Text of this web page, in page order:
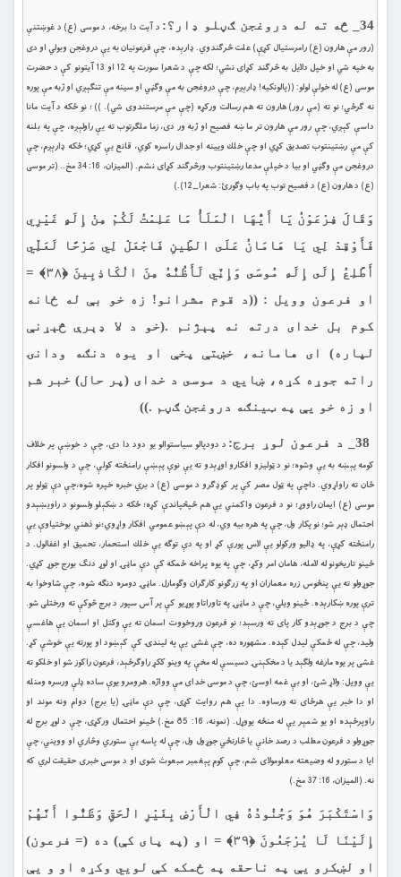
34_ څه ته له دروغجن ګڼلو ډار؟:
د آيت دا برخه، د موسى (ع) د غوښتنې
(رور مې هارون (ع) رامرستيال كړې) علت څرګندوي. ډارېده، چې فرعونيان به يې دروغجن وبولي او دى
به خپه شي او خپل دلايل به څرګند كړاى نشي؛ لكه چې د شعرا سورت په 12 او 13 آيتونو كې د حضرت
موسى (ع) له خولې لولو: ((پالونكيه! ډارېږم، چې دروغجن به مې وګڼي او سينه مې تنګېږي او ژبه مې پوره
نه ګرځي؛ نو ته (مې رور) هارون ته هم رسالت وركړه (چې مې مرستندوى شي). )) ؛ نو ځكه د آيت مانا
داسې كېږي، چې رور مې هارون تر ما ښه فصيح او ژبه ور دى، زما ملګرتوب ته يې راولېږه، چې په بلنه
كې مې رښتينتوب تصديق كړي او چې خلك ويينه او جدال راسره كوي، قانع يې كړي؛ ځكه ډارېږم، چې
دروغجن مې وګڼي او بيا د خپلې مدعا رښتينتوب ورڅرګند كړاى نشم. (الميزان، 16: 34 مخ.. (تر موسى
(ع) د هارون (ع) د فصيح توب په باب وګورئ: شعرا_12).)
وَقَالَ فِرْعَوْنُ يَا أَيُّهَا الْمَلَأُ مَا عَلِمْتُ لَكُمْ مِنْ إِلَهٍ غَيْرِي
فَأَوْقِدْ لِي يَا هَامَانُ عَلَى الطِّينِ فَاجْعَلْ لِي صَرْحًا لَعَلِّي
أَطَّلِعُ إِلَى إِلَهِ مُوسَى وَإِنِّي لَأَظُنُّهُ مِنَ الْكَاذِبِينَ ﴿۳۸﴾ =
او فرعون وويل : ((د قوم مشرانو! زه خو بې له ځانه
كوم بل خداى درته نه پېژنم .(خو د لا ډېرې څېړنې
لپاره) ای هامانه، خښتې پخې او يوه دنګه ودانۍ
راته جوړه كړه، ښايي د موسى د خداى (پر حال) خبر شم
او زه خو یې په ټينګه دروغجن ګڼم .))
د دودپالو سياستوالو يو دود دا دى، چې د خوښې پر خلاف
كومه پېښه به يې وشوه؛ نو د ټولیزو افكارو اوړېدو ته يې نوې پېښې رامنځته كولې، چې د ولسونو افكار
ځان ته راواړوي. داچې په ټول مصر كې پر كوډګرو د موسى (ع) د بري خبره خپره شوه،چې دې ټولو پر
موسى (ع) ايمان راووړ؛ نو د فرعون واكمني يې هم څپڅپاندې كړه؛ ځكه د ښكېلو ولسونو د راويښېدو
احتمال ډېر شو؛ نو پکار ول، چې په هره بيه وي، له دې پېښو عمومي افكار واړوي؛نو ذهني بوختياوې يې
رامنځته كړې، په ډاليو وركولو يې لاس پورې كړ او په دې توګه يې خلك استحمار، تحميق او اغفالول. د
ځينو تاريخونو له لامله، هامان امر وكړ، چې په يوه پراخه ځمكه كې دې ماڼۍ او لوړ دنګ بورج جوړ كړي.
جوړولو ته يې پنځوس زره معماران او په زرګونو كارګران وګومارل. ماڼۍ دومره دنګه شوه، چې شاوخوا به
ترې پوره ښكارېده. ځينو ويلي، چې د ماڼۍ په تاوراتاو پوړیو كې پر آس سپور د برج څوكې ته ورختلى شو.
چې د برج د جوړېدو كار پاى ته ورسېد؛ نو فرعون وروخووت اسمان ته يې وكتل او اسمان يې هاغسې
وليد، چې له ځمكې ليدل كېده. مشهوره ده، چې غشى یې په ليندۍ كې كېښود او پورته يې خوشې كړ.
غشى پر يوه مارغه ولګېد يا د مخكېنۍ دسيسې له مخې په وينو ككړ راوګرځېد، فرعون راكوز شو او خلكو ته
يې وويل: ولاړ شئ، او بې غمه اوسئ، چې د موسى خداى مې وواژه. هرومرو يوې ساده ډلې ورسره ومنله
او دا خبر يې هرځاى ته ورساوه. دا يې هم روايت كړى، چې دې ماڼۍ (يا برج) دوام ونه موند او
راوپرځېده او يو شمېر يې له منځه يووړل. (نمونه، 16: 85 مخ.) ځينو احتمال وركړى، چې د لوړ برج له
جوړولو د فرعون مطلب د رصد خانې يا څارنځي جوړول ول، چې له پاسه يې ستوري وڅاري او وويني، چې
ايا د ستورو له وضيعته معلومولاى شم، چې كوم پېغمبر مبعوث شوى او د موسى خبرى حقيقت لري كه
نه. (الميزان، 16: 37 مخ.)
وَاسْتَكْبَرَ هُوَ وَجُنُودُهُ فِي الْأَرْضِ بِغَيْرِ الْحَقِّ وَظَنُّوا أَنَّهُمْ
إِلَيْنَا لَا يُرْجَعُونَ ﴿۳۹﴾ = او (په پاى كې) ده (= فرعون)
او لښكرو يې په ناحقه په ځمكه كې لويي وكړه او و يې